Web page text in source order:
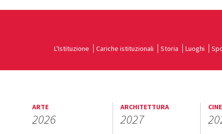
L'Istituzione Cariche istituzionali Storia Luoghi
ARTE
2026
ARCHITETTURA
2027